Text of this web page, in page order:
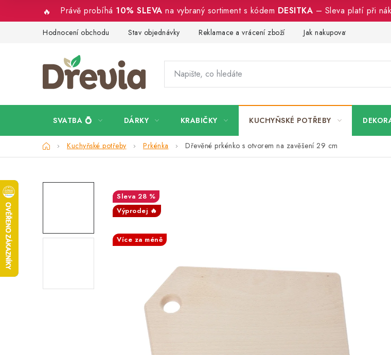
Právě probíhá 10% SLEVA na vybraný sortiment s kódem DESITKA – Sleva platí při
Hodnocení obchodu Stav objednávky Reklamace a vrácení zboží Jak nakupovat
SVATBA 💍 DÁRKY KRABIČKY KUCHYŇSKÉ POTŘEBY
DomůKuchyňské potřeby Prkénka Dřevěné prkénko s otvorem na zavěšení 29 cm
28 %
Výprodej 🔥
Více za méně